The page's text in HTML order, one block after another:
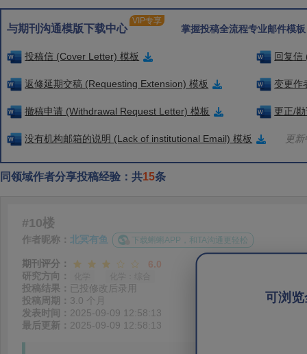
与期刊沟通模版下载中心
VIP专享
掌握投稿全流程专业邮件模
投稿信 (Cover Letter) 模板 回复信
返修延期交稿 (Requesting Extension) 模板 变更作
撤稿申请 (Withdrawal Request Letter) 模板 更正/
没有机构邮箱的说明 (Lack of institutional Email) 模板 更
同领域作者分享投稿经验：共15条
可浏
#10楼
作者昵称： 北冥有鱼 下载蝌蝌APP，和TA沟通更轻松
期刊评分：
6.0
研究方向：
投稿结果： 已投修改后录用
投稿周期： 3.0 个月
发表时间： 2025-09-09 12:58:13
最后更新： 2025-09-09 12:58:13